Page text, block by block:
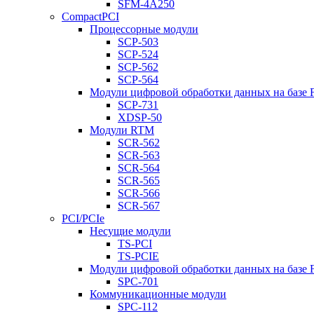
SFM-4A250
CompactPCI
Процессорные модули
SCP-503
SCP-524
SCP-562
SCP-564
Модули цифровой обработки данных на базе
SCP-731
XDSP-50
Модули RTM
SCR-562
SCR-563
SCR-564
SCR-565
SCR-566
SCR-567
PCI/PCIe
Несущие модули
TS-PCI
TS-PCIE
Модули цифровой обработки данных на базе
SPC-701
Коммуникационные модули
SPC-112